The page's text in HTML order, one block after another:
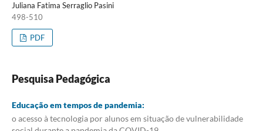
Juliana Fatima Serraglio Pasini
498-510
PDF
Pesquisa Pedagógica
Educação em tempos de pandemia:
o acesso à tecnologia por alunos em situação de vulnerabilidade